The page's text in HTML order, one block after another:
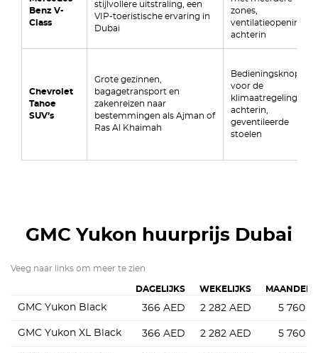
Benz V-
Class
stijlvollere uitstraling, een
VIP-toeristische ervaring in
Dubai
zones,
ventilatieopeningen
achterin
Chevrolet
Tahoe
SUV’s
Grote gezinnen,
bagagetransport en
zakenreizen naar
bestemmingen als Ajman of
Ras Al Khaimah
Bedieningsknoppen
voor de
klimaatregeling
achterin,
geventileerde
stoelen
GMC Yukon huurprijs Dubai
Veeg naar links om meer te zien
DAGELIJKS WEKELIJKS
GMC Yukon Black 366 AED 2 282 AED 5 760
GMC Yukon XL Black 366 AED 2 282 AED 5 760